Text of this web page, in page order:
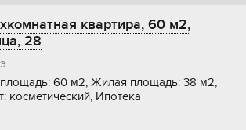
квартира, 60 м2,
28
60 м2, Жилая площадь: 38 м2,
косметический, Ипотека